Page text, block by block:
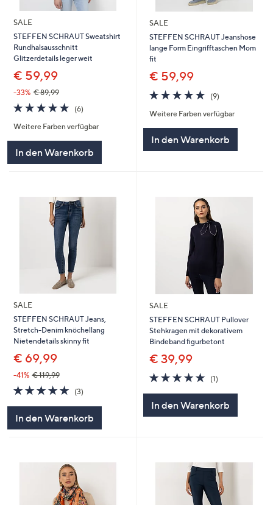
SALE
STEFFEN SCHRAUT Sweatshirt
Rundhalsausschnitt
Glitzerdetails leger weit
€ 59,99
-33% € 89,99
5.0
von
5
(6)
Weitere Farben verfügbar
In den Warenkorb
SALE
STEFFEN SCHRAUT Jeanshose
lange Form Eingrifftaschen Mom
fit
€ 59,99
5.0
von
5
(9)
Weitere Farben verfügbar
In den Warenkorb
SALE
STEFFEN SCHRAUT Jeans,
Stretch-Denim knöchellang
Nietendetails skinny fit
€ 69,99
-41% € 119,99
5.0
von
(3)
In den Warenkorb
SALE
STEFFEN SCHRAUT Pullover
Stehkragen mit dekorativem
Bindeband figurbetont
€ 39,99
5.0
von
(1)
In den Warenkorb